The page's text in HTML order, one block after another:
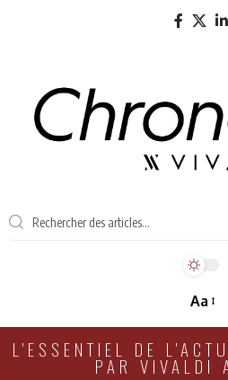
Aa
L'ESSENTIEL DE
PAR VIVALDI